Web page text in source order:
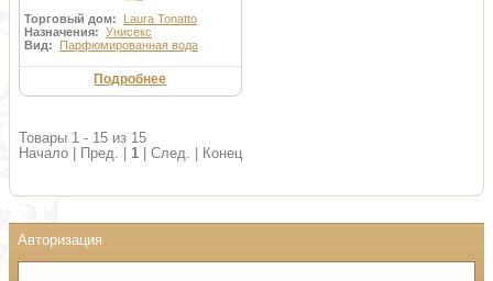
Торговый дом: Laura Tonatto
Назначения: Унисекс
Вид: Парфюмированная вода
Подробнее
Товары 1 - 15 из 15
Начало | Пред. | 1 | След. | Конец